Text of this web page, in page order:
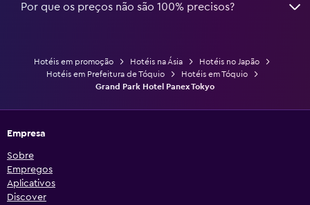
Por que os preços não são 100% precisos?
Hotéis em promoção Hotéis na Ásia
Hotéis no Japão
Hotéis em Prefeitura de Tóquio
Hotéis em Tóquio
Grand Park Hotel Panex Tokyo
Empresa
Sobre
Empregos
Aplicativos
Discover